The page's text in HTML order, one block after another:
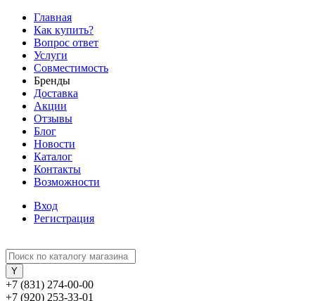
Главная
Как купить?
Вопрос ответ
Услуги
Совместимость
Бренды
Доставка
Акции
Отзывы
Блог
Новости
Каталог
Контакты
Возможности
Вход
Регистрация
+7 (831) 274-00-00
+7 (920) 253-33-01